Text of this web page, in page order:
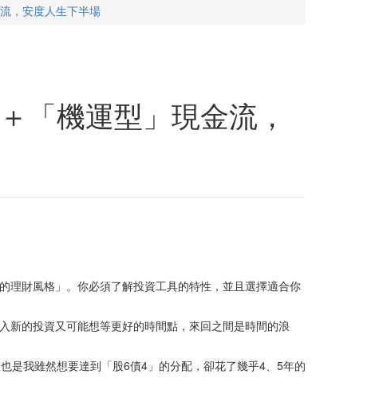
，安度人生下半場
「機運型」現金流，
理財風格」。你必須了解投資工具的特性，並且選擇適合你
新的投資又可能想等更好的時間點，來回之間是時間的浪
是我雖然想要達到「股6債4」的分配，卻花了幾乎4、5年的